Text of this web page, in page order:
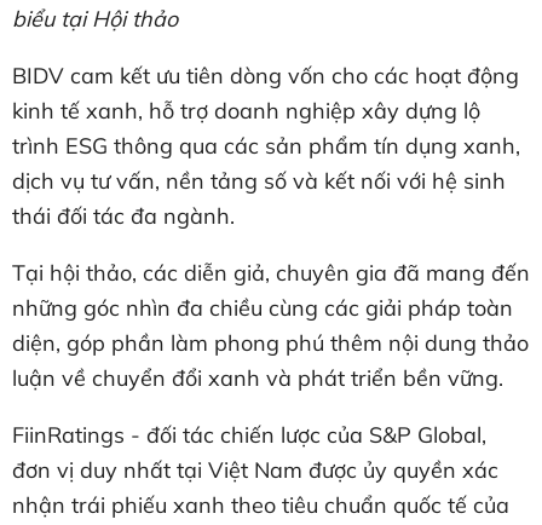
biểu tại Hội thảo
BIDV cam kết ưu tiên dòng vốn cho các hoạt động
kinh tế xanh, hỗ trợ doanh nghiệp xây dựng lộ
trình ESG thông qua các sản phẩm tín dụng xanh,
dịch vụ tư vấn, nền tảng số và kết nối với hệ sinh
thái đối tác đa ngành.
Tại hội thảo, các diễn giả, chuyên gia đã mang đến
những góc nhìn đa chiều cùng các giải pháp toàn
diện, góp phần làm phong phú thêm nội dung thảo
luận về chuyển đổi xanh và phát triển bền vững.
FiinRatings - đối tác chiến lược của S&P Global,
đơn vị duy nhất tại Việt Nam được ủy quyền xác
nhận trái phiếu xanh theo tiêu chuẩn quốc tế của